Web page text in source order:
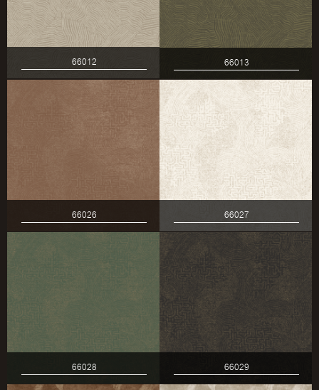
66012 66013
66026 66027
66028 66029